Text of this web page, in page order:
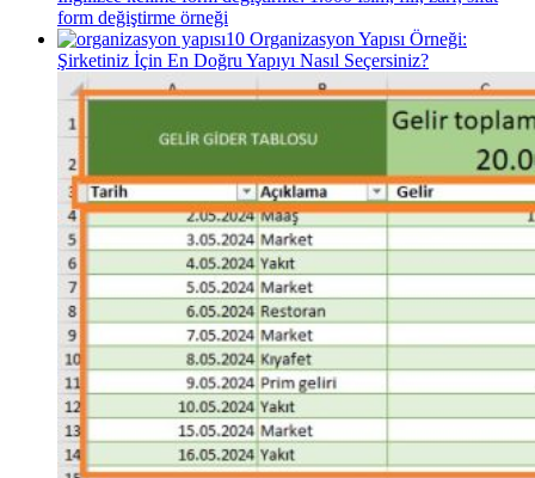
form değiştirme örneği
10 Organizasyon Yapısı Örneği:
Şirketiniz İçin En Doğru Yapıyı Nasıl Seçersiniz?